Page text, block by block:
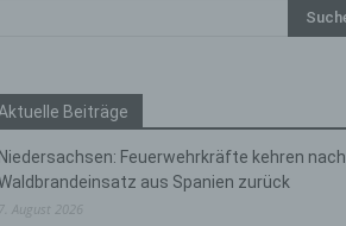
Beiträge
Feuerwehrkräfte kehren nach
aus Spanien zurück
August 2026